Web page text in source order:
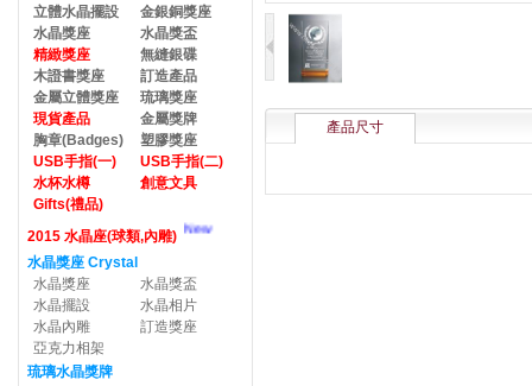
立體水晶擺設
金銀銅獎座
水晶獎座
水晶獎盃
精緻獎座
無縫銀碟
木證書獎座
訂造產品
金屬立體獎座
琉璃獎座
現貨產品
金屬獎牌
胸章(Badges)
塑膠獎座
USB手指(一)
USB手指(二)
水杯水樽
創意文具
Gifts(禮品)
2015 水晶座(球類,內雕)
New
水晶獎座 Crystal
水晶獎座
水晶獎盃
水晶擺設
水晶相片
水晶內雕
訂造獎座
亞克力相架
琉璃水晶獎牌
產品尺寸